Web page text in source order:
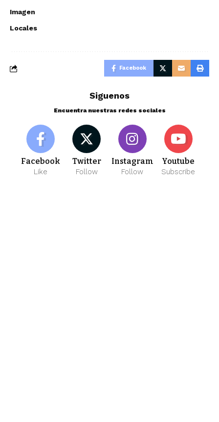
Imagen
Locales
Facebook
Siguenos
Encuentra nuestras redes sociales
Facebook
Like
Twitter
Follow
Instagram
Follow
Youtube
Subscribe